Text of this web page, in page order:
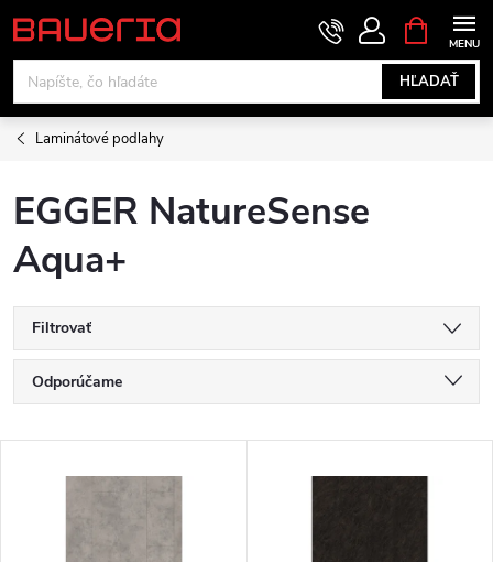
Prejsť
na
obsah
HĽADAŤ
KOŠÍK
Laminátové podlahy
EGGER NatureSense
Aqua+
Filtrovať
R
a
Odporúčame
Najpredávanejšie